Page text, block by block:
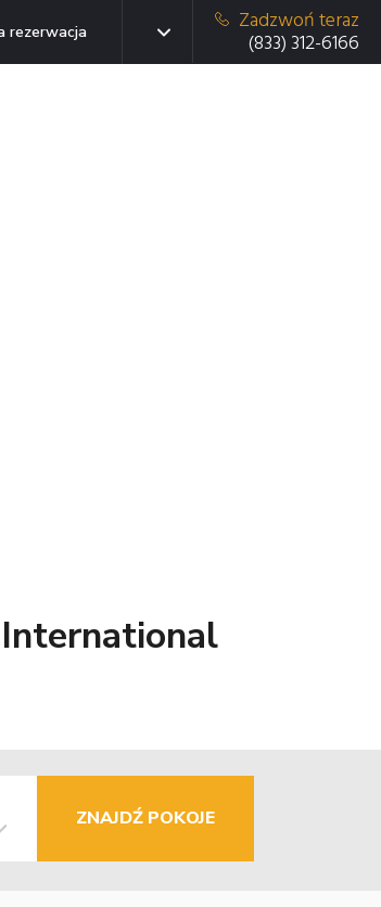
rezerwacja
Zadzwoń teraz
(833) 312-6166
ZNAJDŹ POKOJE